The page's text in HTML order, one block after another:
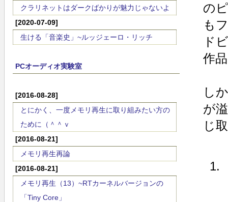
クラリネットはダークばかりが魅力じゃないよ
[2020-07-09]
生ける「音楽史」~ルッジェーロ・リッチ
PCオーディオ実験室
[2016-08-28]
とにかく、一度メモリ再生に取り組みたい方の
ために（＾＾ｖ
[2016-08-21]
メモリ再生再論
[2016-08-21]
メモリ再生（13）~RTカーネルバージョンの
「Tiny Core」
の
も
ド
作
し
が
じ